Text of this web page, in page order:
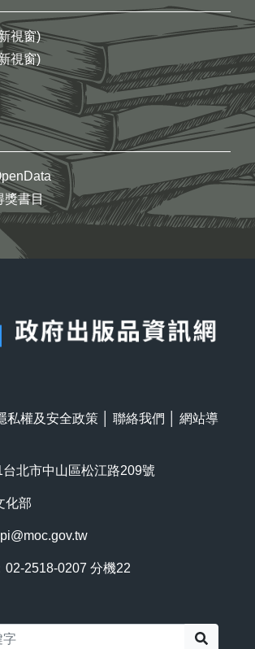
視窗)
視窗)
獎書目
私權及安全政策 聯絡我們
網站導
北市中山區松江路209號
化部
02-2518-0207 分機22